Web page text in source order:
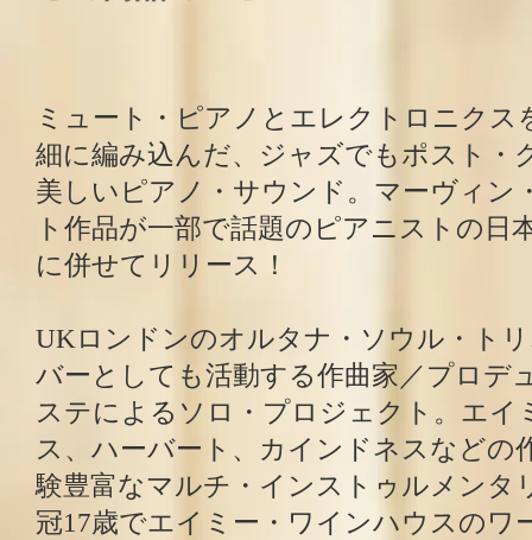
ミュート・ピアノとエレクトロニクス
細に編み込んだ、ジャズでもポスト・
美しいピアノ・サウンド。マーヴィン
ト作品が一部で話題のピアニストの日
に併せてリリース！
UKロンドンのオルタナ・ソウル・ト
バーとしても活動する作曲家／プロデ
ステによるソロ・プロジェクト。エイ
ス、ハーバート、カインドネスなどの
験豊富なマルチ・インストゥルメンタ
冠17歳でエイミー・ワインハウスのワ